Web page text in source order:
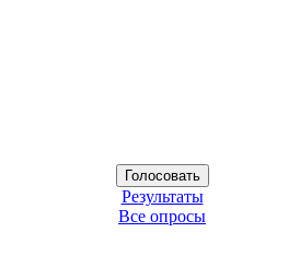
Результаты
Все опросы